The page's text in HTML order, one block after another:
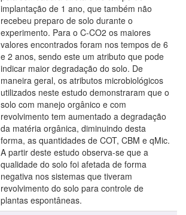
implantação de 1 ano, que também não
recebeu preparo de solo durante o
experimento. Para o C-CO2 os maiores
valores encontrados foram nos tempos de 6
e 2 anos, sendo este um atributo que pode
indicar maior degradação do solo. De
maneira geral, os atributos microbiológicos
utilizados neste estudo demonstraram que o
solo com manejo orgânico e com
revolvimento tem aumentado a degradação
da matéria orgânica, diminuindo desta
forma, as quantidades de COT, CBM e qMic.
A partir deste estudo observa-se que a
qualidade do solo foi afetada de forma
negativa nos sistemas que tiveram
revolvimento do solo para controle de
plantas espontâneas.